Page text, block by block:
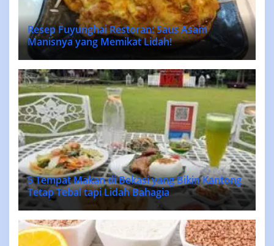
Resep Fuyunghai Restoran: Saus Asam
Manisnya yang Memikat Lidah!
5 Tempat Makan di Bekasi yang Bikin Kantong
Tetap Tebal tapi Lidah Bahagia